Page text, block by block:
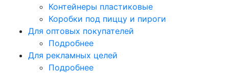
Контейнеры пластиковые
Коробки под пиццу и пироги
Для оптовых покупателей
Подробнее
Для рекламных целей
Подробнее